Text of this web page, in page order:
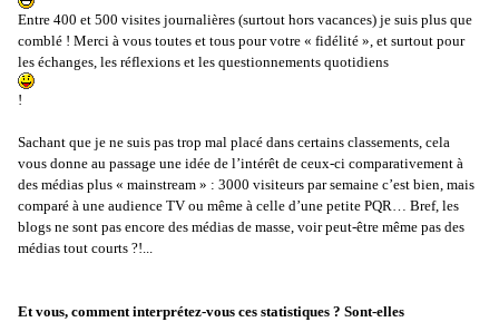
Entre 400 et 500 visites journalières (surtout hors vacances) je suis plus que
comblé ! Merci à vous toutes et tous pour votre « fidélité », et surtout pour
les échanges, les réflexions et les questionnements quotidiens
!
Sachant que je ne suis pas trop mal placé dans certains classements, cela
vous donne au passage une idée de l’intérêt de ceux-ci comparativement à
des médias plus « mainstream » : 3000 visiteurs par semaine c’est bien, mais
comparé à une audience TV ou même à celle d’une petite PQR… Bref, les
blogs ne sont pas encore des médias de masse, voir peut-être même pas des
médias tout courts ?!...
Et vous, comment interprétez-vous ces statistiques ? Sont-elles